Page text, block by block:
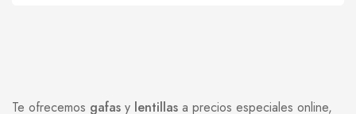
Te ofrecemos gafas y lentillas a precios especiales online,